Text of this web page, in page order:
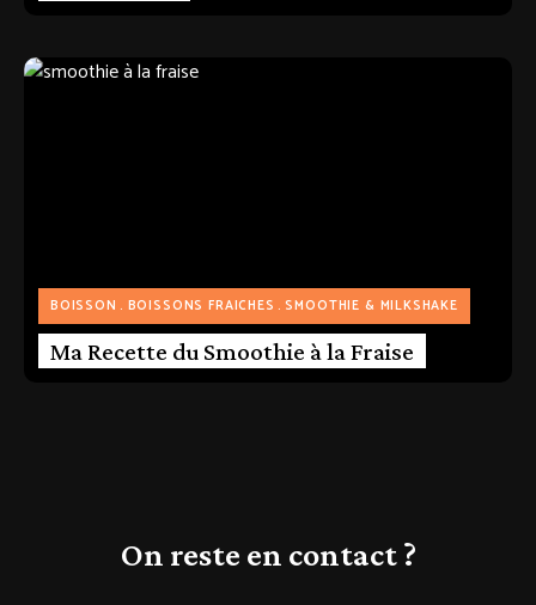
BOISSON BOISSONS FRAICHES SMOOTHIE & MILKSHAKE
Ma Recette du Smoothie à la Fraise
On reste en contact ?